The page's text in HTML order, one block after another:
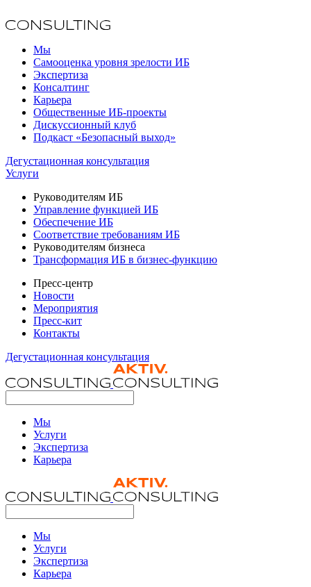
Мы
Самооценка уровня зрелости ИБ
Экспертиза
Консалтинг
Карьера
Общественные ИБ-проекты
Дискуссионный клуб
Подкаст «Безопасный выход»
Дегустационная консультация
Услуги
Руководителям ИБ
Управление функцией ИБ
Обеспечение ИБ
Соответствие требованиям ИБ
Руководителям бизнеса
Трансформация ИБ в бизнес-функцию
Пресс-центр
Новости
Мероприятия
Пресс-кит
Контакты
Дегустационная консультация
Мы
Услуги
Экспертиза
Карьера
Мы
Услуги
Экспертиза
Карьера